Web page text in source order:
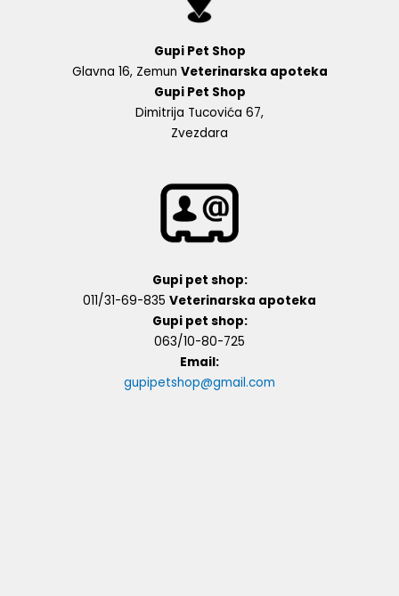
Gupi Pet Shop
Glavna 16, Zemun Veterinarska apoteka
Gupi Pet Shop
Dimitrija Tucovića 67,
Zvezdara
Gupi pet shop:
011/31-69-835 Veterinarska apoteka
Gupi pet shop:
063/10-80-725
Email:
gupipetshop@gmail.com